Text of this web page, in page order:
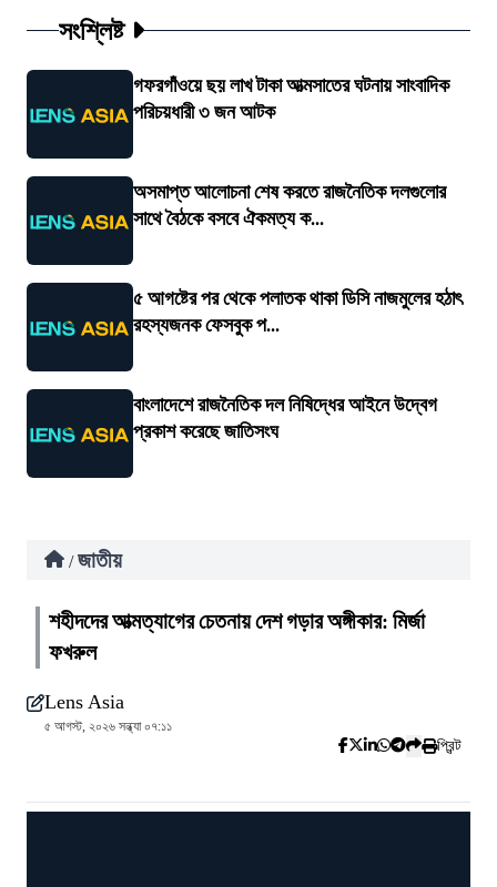
সংশ্লিষ্ট
গফরগাঁওয়ে ছয় লাখ টাকা আত্মসাতের ঘটনায় সাংবাদিক
পরিচয়ধারী ৩ জন আটক
অসমাপ্ত আলোচনা শেষ করতে রাজনৈতিক দলগুলোর
সাথে বৈঠকে বসবে ঐকমত্য ক...
৫ আগষ্টের পর থেকে পলাতক থাকা ডিসি নাজমুলের হঠাৎ
রহস্যজনক ফেসবুক প...
বাংলাদেশে রাজনৈতিক দল নিষিদ্ধের আইনে উদ্বেগ
প্রকাশ করেছে জাতিসংঘ
/ জাতীয়
শহীদদের আত্মত্যাগের চেতনায় দেশ গড়ার অঙ্গীকার: মির্জা
ফখরুল
Lens Asia
৫ আগস্ট, ২০২৬ সন্ধ্যা ০৭:১১
প্রিন্ট